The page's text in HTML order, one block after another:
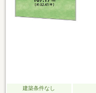
建築条件なし